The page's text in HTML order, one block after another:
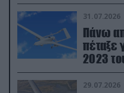
31.07.2026
Πάνω
πέταξε
2023
29.07.2026